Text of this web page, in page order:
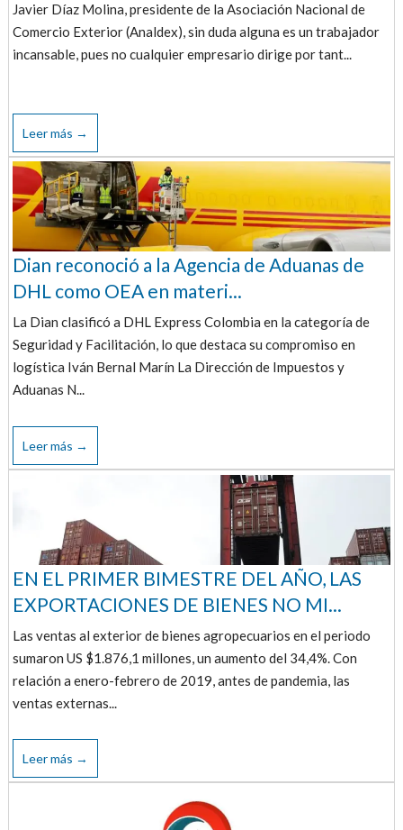
Javier Díaz Molina, presidente de la Asociación Nacional de
Comercio Exterior (Analdex), sin duda alguna es un trabajador
incansable, pues no cualquier empresario dirige por tant...
Leer más →
Dian reconoció a la Agencia de Aduanas de
DHL como OEA en materi...
La Dian clasificó a DHL Express Colombia en la categoría de
Seguridad y Facilitación, lo que destaca su compromiso en
logística Iván Bernal Marín La Dirección de Impuestos y
Aduanas N...
Leer más →
EN EL PRIMER BIMESTRE DEL AÑO, LAS
EXPORTACIONES DE BIENES NO MI...
Las ventas al exterior de bienes agropecuarios en el periodo
sumaron US $1.876,1 millones, un aumento del 34,4%. Con
relación a enero-febrero de 2019, antes de pandemia, las
ventas externas...
Leer más →